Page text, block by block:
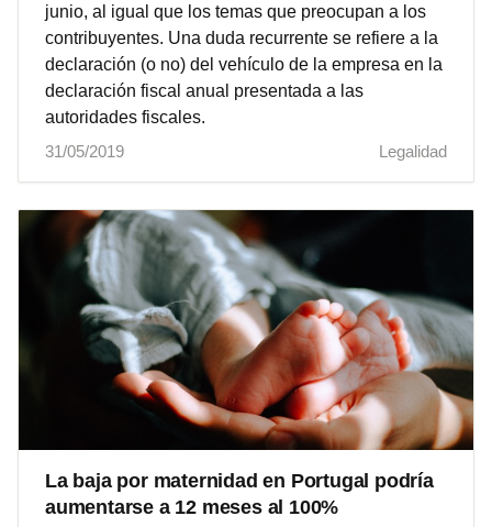
junio, al igual que los temas que preocupan a los
contribuyentes. Una duda recurrente se refiere a la
declaración (o no) del vehículo de la empresa en la
declaración fiscal anual presentada a las
autoridades fiscales.
31/05/2019
Legalidad
La baja por maternidad en Portugal podría
aumentarse a 12 meses al 100%